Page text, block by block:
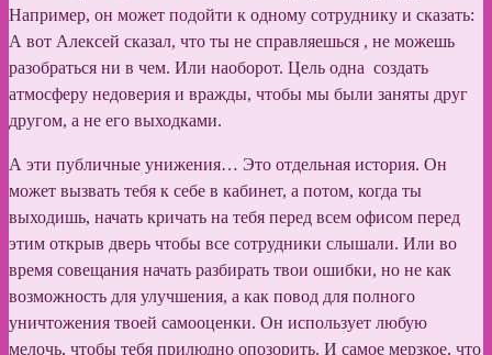
Например, он может подойти к одному сотруднику и сказать:
А вот Алексей сказал, что ты не справляешься , не можешь
разобраться ни в чем. Или наоборот. Цель одна создать
атмосферу недоверия и вражды, чтобы мы были заняты друг
другом, а не его выходками.
А эти публичные унижения… Это отдельная история. Он
может вызвать тебя к себе в кабинет, а потом, когда ты
выходишь, начать кричать на тебя перед всем офисом перед
этим открыв дверь чтобы все сотрудники слышали. Или во
время совещания начать разбирать твои ошибки, но не как
возможность для улучшения, а как повод для полного
уничтожения твоей самооценки. Он использует любую
мелочь, чтобы тебя прилюдно опозорить. И самое мерзкое, что